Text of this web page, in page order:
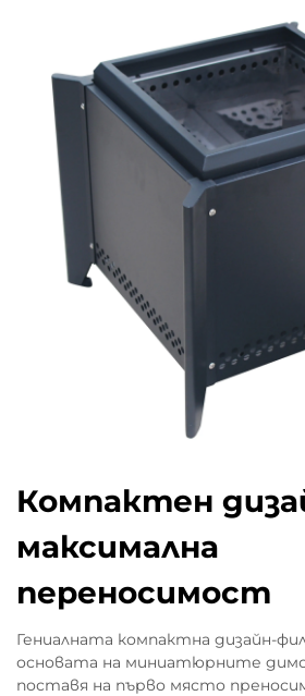
Компактен
максимална
переносимост
Гениалната компактна дизайн-
основата на миниатюрните
поставя на първо място